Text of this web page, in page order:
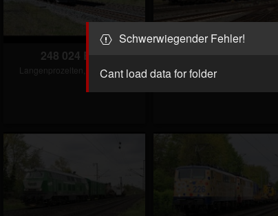
248 024 BUG
Langenprozelten, 11.04.2026 Aschaffenburg Hbf, 11.04.2026
Schwerwiegender Fehler!
Cant load data for folder